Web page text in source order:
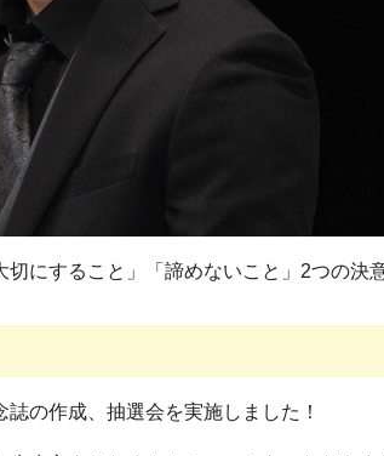
にすること」「諦めないこと」2つの決
の作成、抽選会を実施しました！